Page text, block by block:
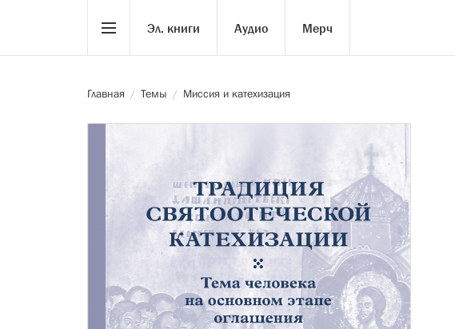
Эл. книги Аудио Мерч
Главная / Темы / Миссия и катехизация